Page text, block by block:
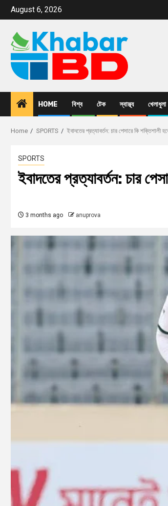
August 6, 2026
HOME বিশ্ব টেক স্বাস্থ্য খেলাধুলা
Home SPORTS ইবাদতের প্রত্যাবর্তন: চার পেসারে কি শক্তিশালী
SPORTS
ইবাদতের প্রত্যাবর্তন: চার
3 months ago anuprova